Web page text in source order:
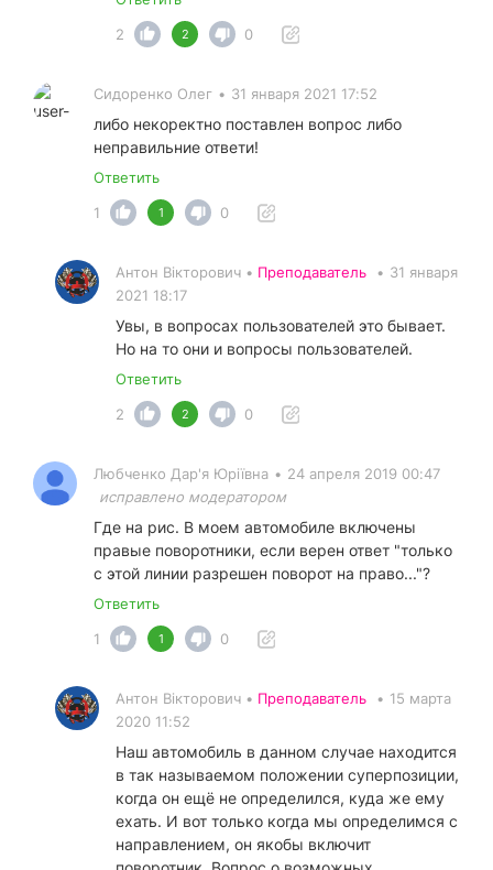
2
2 0
Сидоренко Олег • 31 января 2021 17:52
либо некоректно поставлен вопрос либо
неправильние ответи!
Ответить
1
1 0
Антон Вікторович • Преподаватель • 31 января
2021 18:17
Увы, в вопросах пользователей это бывает.
Но на то они и вопросы пользователей.
Ответить
2
2 0
Любченко Дар'я Юріївна • 24 апреля 2019 00:47
исправлено модератором
Где на рис. В моем автомобиле включены
правые поворотники, если верен ответ "только
с этой линии разрешен поворот на право..."?
Ответить
1
1 0
Антон Вікторович • Преподаватель • 15 марта
2020 11:52
Наш автомобиль в данном случае находится
в так называемом положении суперпозиции,
когда он ещё не определился, куда же ему
ехать. И вот только когда мы определимся с
направлением, он якобы включит